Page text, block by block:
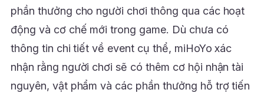
phần thưởng cho người chơi thông qua các hoạt
động và cơ chế mới trong game. Dù chưa có
thông tin chi tiết về event cụ thể, miHoYo xác
nhận rằng người chơi sẽ có thêm cơ hội nhận tài
nguyên, vật phẩm và các phần thưởng hỗ trợ tiến